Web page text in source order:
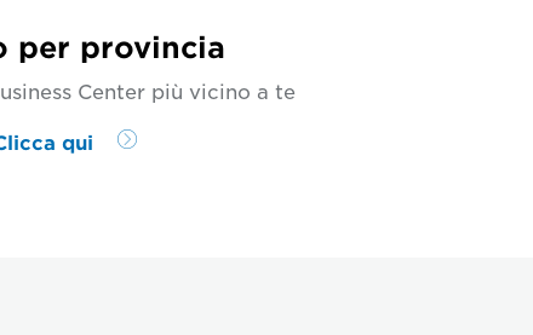
per provincia
Center più vicino a te
qui